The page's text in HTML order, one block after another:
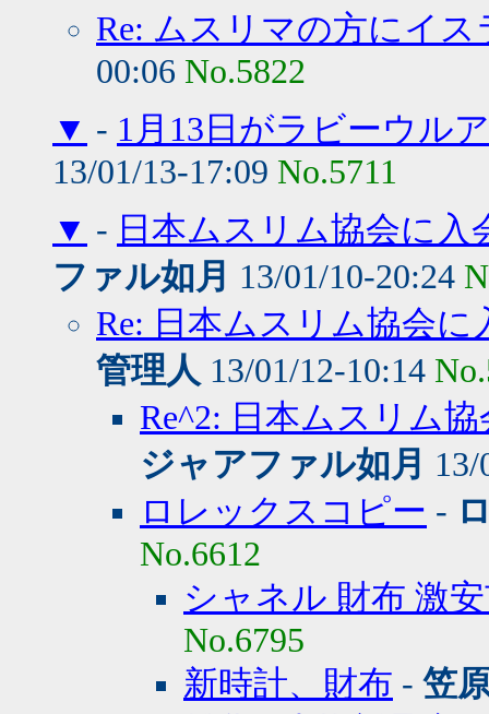
Re: ムスリマの方にイ
00:06 No.5822
▼ - 1月13日がラビーウル
13/01/13-17:09 No.5711
▼ - 日本ムスリム協会に
ファル如月 13/01/10-20:24
Re: 日本ムスリム協会
管理人 13/01/12-10:14
Re^2: 日本ムスリム
ジャアファル如月
ロレックスコピー -
No.6612
シャネル 財布 激
No.6795
新時計、財布 - 笠